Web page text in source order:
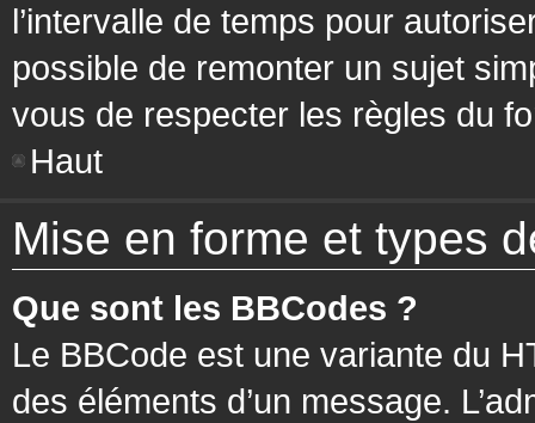
l’intervalle de temps pour
possible de remonter un sujet
vous de respecter les règles du
Haut
Mise en forme et types
Que sont les BBCodes ?
Le BBCode est une variante du
des éléments d’un message.